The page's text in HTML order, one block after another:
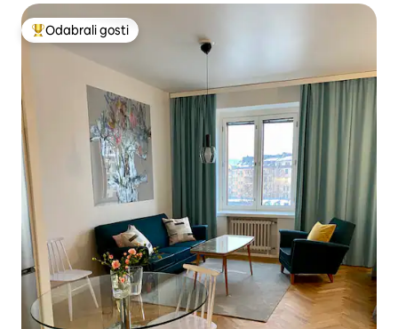
Među najviše rangiranima s oznakom „Odabrali gosti”
Odabrali gosti